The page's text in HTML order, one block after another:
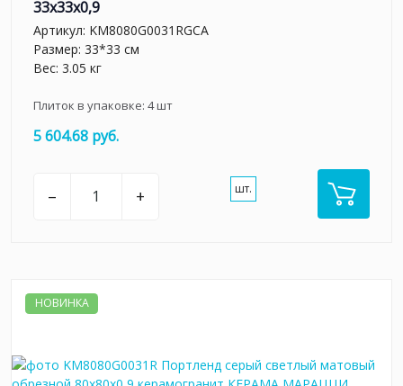
33x33x0,9
Артикул: KM8080G0031RGCA
Размер: 33*33 см
Вес: 3.05 кг
Плиток в упаковке: 4шт
5 604.68 руб.
– + шт.
НОВИНКА